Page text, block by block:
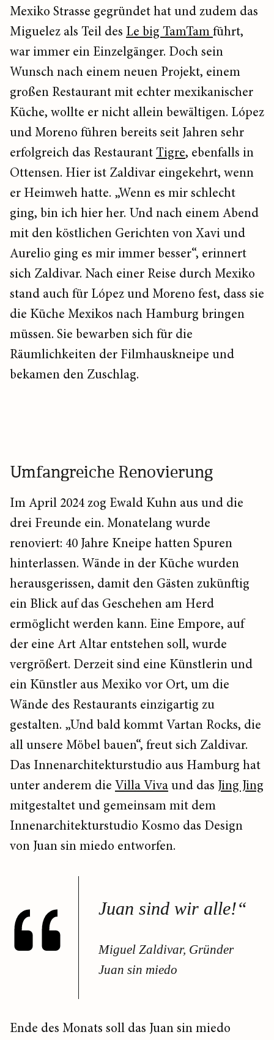
Mexiko Strasse gegründet hat und zudem das
Miguelez als Teil des Le big TamTamführt,
war immer ein Einzelgänger. Doch sein
Wunsch nach einem neuen Projekt, einem
großen Restaurant mit echter mexikanischer
Küche, wollte er nicht allein bewältigen. López
und Moreno führen bereits seit Jahren sehr
erfolgreich das RestaurantTigre, ebenfalls in
Ottensen. Hier ist Zaldivar eingekehrt, wenn
er Heimweh hatte. „Wenn es mir schlecht
ging, bin ich hier her. Und nach einem Abend
mit den köstlichen Gerichten von Xavi und
Aurelio ging es mir immer besser“, erinnert
sich Zaldivar. Nach einer Reise durch Mexiko
stand auch für López und Moreno fest, dass sie
die Küche Mexikos nach Hamburg bringen
müssen. Sie bewarben sich für die
Räumlichkeiten der Filmhauskneipe und
bekamen den Zuschlag.
Umfangreiche Renovierung
Im April 2024 zog Ewald Kuhn aus und die
drei Freunde ein. Monatelang wurde
renoviert: 40 Jahre Kneipe hatten Spuren
hinterlassen. Wände in der Küche wurden
herausgerissen, damit den Gästen zukünftig
ein Blick auf das Geschehen am Herd
ermöglicht werden kann. Eine Empore, auf
der eine Art Altar entstehen soll, wurde
vergrößert. Derzeit sind eine Künstlerin und
ein Künstler aus Mexiko vor Ort, um die
Wände des Restaurants einzigartig zu
gestalten. „Und bald kommt Vartan Rocks, die
all unsere Möbel bauen“, freut sich Zaldivar.
Das Innenarchitekturstudio aus Hamburg hat
unter anderem die Villa Vivaund das Jing Jing
mitgestaltet und gemeinsam mit dem
Innenarchitekturstudio Kosmo das Design
von Juan sin miedo entworfen.
Juan sind wir alle!“
Miguel Zaldivar, Gründer
Juan sin miedo
Ende des Monats soll das Juan sin miedo